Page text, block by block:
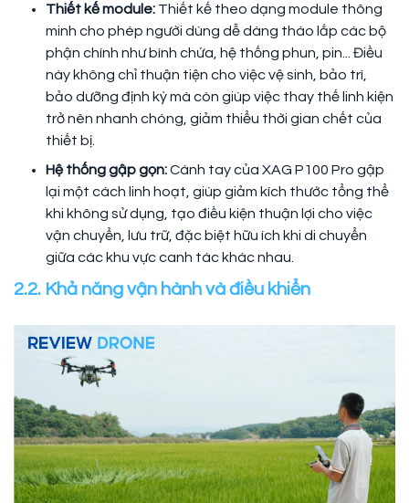
Thiết kế module: Thiết kế theo dạng module thông
minh cho phép người dùng dễ dàng tháo lắp các bộ
phận chính như bình chứa, hệ thống phun, pin... Điều
này không chỉ thuận tiện cho việc vệ sinh, bảo trì,
bảo dưỡng định kỳ mà còn giúp việc thay thế linh kiện
trở nên nhanh chóng, giảm thiểu thời gian chết của
thiết bị.
Hệ thống gập gọn:Cánh tay của XAG P100 Pro gập
lại một cách linh hoạt, giúp giảm kích thước tổng thể
khi không sử dụng, tạo điều kiện thuận lợi cho việc
vận chuyển, lưu trữ, đặc biệt hữu ích khi di chuyển
giữa các khu vực canh tác khác nhau.
2.2. Khả năng vận hành và điều khiển